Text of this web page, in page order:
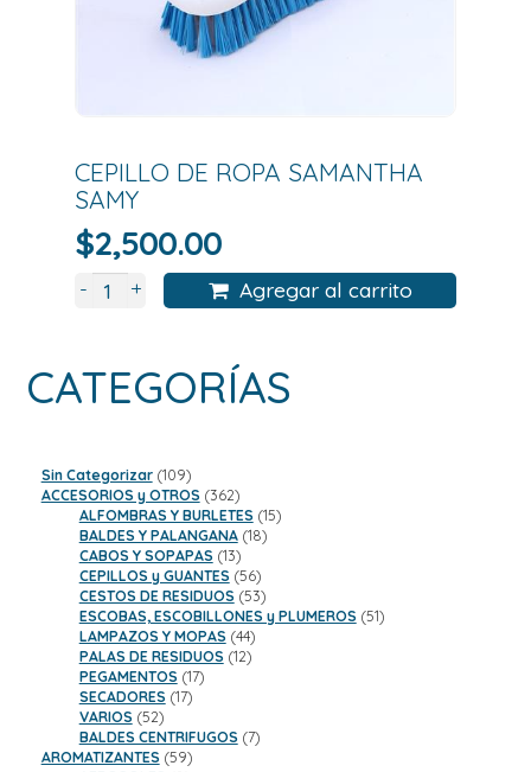
CEPILLO DE ROPA SAMANTHA
SAMY
$2,500.00
- + Agregar al carrito
CATEGORÍAS
Sin Categorizar 109109
productos
ACCESORIOS y OTROS 362362
productos
ALFOMBRAS Y BURLETES 1515
BALDES Y PALANGANA 1818
CABOS Y SOPAPAS 1313
productos
CEPILLOS y GUANTES 5656
productos
CESTOS DE RESIDUOS 5353
productos
ESCOBAS, ESCOBILLONES y PLUMEROS 5151
LAMPAZOS Y MOPAS 4444
productos
PALAS DE RESIDUOS 1212
PEGAMENTOS 1717
SECADORES 1717
VARIOS 5252
productos
BALDES CENTRIFUGOS 77
AROMATIZANTES 5959